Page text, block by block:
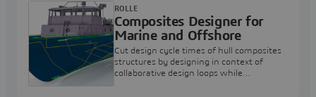
Composites Designer for
Marine and Offshore
Cut design cycle times of hull composites
structures by designing in context of
collaborative design loops while
ROLLE